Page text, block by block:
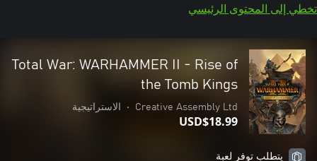
تخطي إلى المحتوى الرئيسي
Total War: WARHAMMER II - Rise of
the Tomb Kings
Creative Assembly Ltd
• الاستراتيجية
USD$18.99
يتطلب توفر لعبة